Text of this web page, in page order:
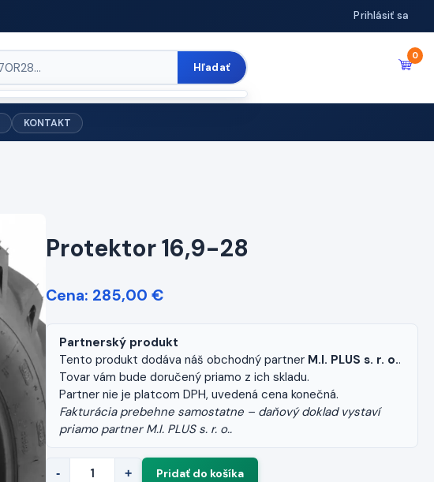
Prihlásiť sa
Hľadať
0
KONTAKT
Protektor 16,9-28
Cena: 285,00 €
Partnerský produkt
Tento produkt dodáva náš obchodný partner M.I. PLUS s. r. o..
Tovar vám bude doručený priamo z ich skladu.
Partner nie je platcom DPH, uvedená cena konečná.
Fakturácia prebehne samostatne – daňový doklad vystaví
priamo partner M.I. PLUS s. r. o..
- +